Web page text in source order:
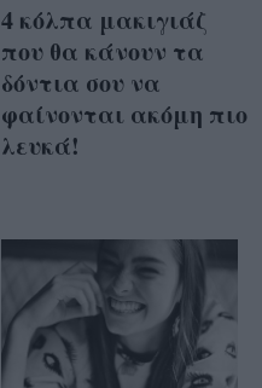
4 κόλπα μακιγιάζ
που θα κάνουν τα
δόντια σου να
φαίνονται ακόμη πιο
λευκά!